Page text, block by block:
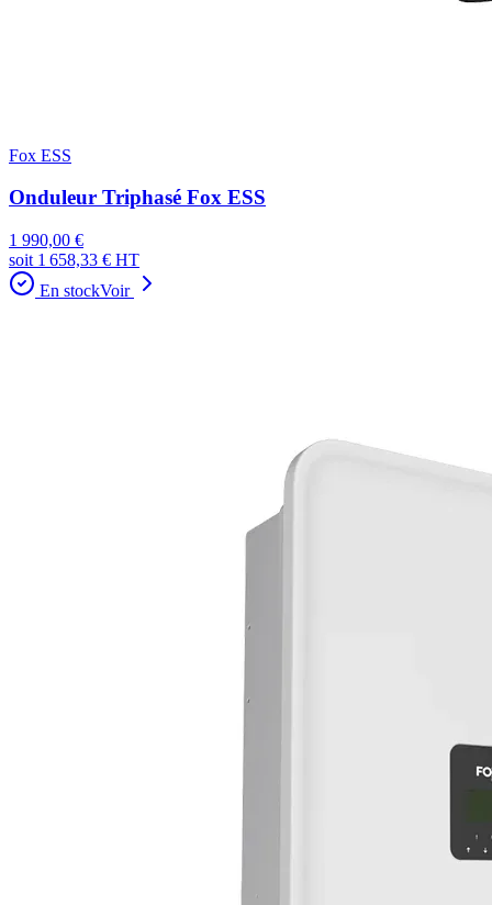
Fox ESS
Onduleur Triphasé Fox ESS
1 990,00 €
soit 1 658,33 € HT
En stockVoir